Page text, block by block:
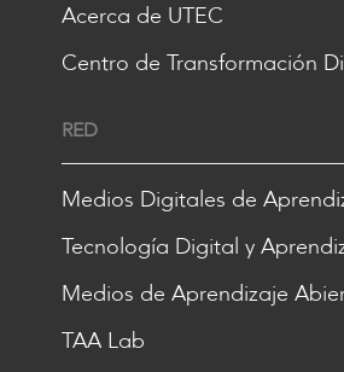
Acerca de UTEC
Centro de Transformación
RED
Medios Digitales de
Tecnología Digital y
Medios de Aprendizaje
TAA Lab